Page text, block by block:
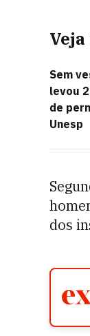
Sem
levou
de
Unesp
dos